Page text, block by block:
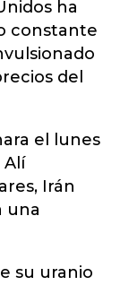
ha
constante
del
el lunes
Alí
Irán
una
su uranio